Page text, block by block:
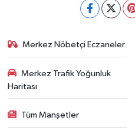
Merkez Nöbetçi Eczaneler
Merkez Trafik Yoğunluk
Haritası
Tüm Manşetler